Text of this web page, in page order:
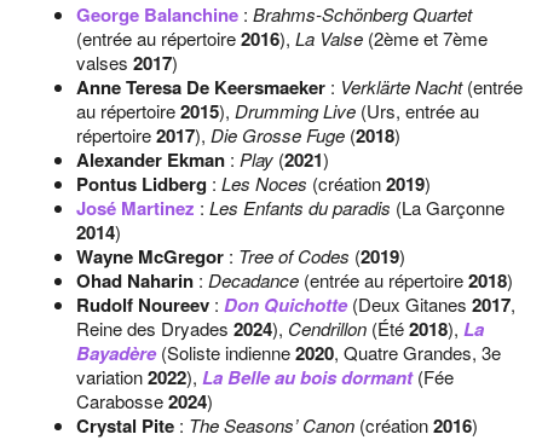
George Balanchine : Brahms-Schönberg Quartet
(entrée au répertoire2016), La Valse (2ème et 7ème
valses 2017)
Anne Teresa De Keersmaeker : Verklärte Nacht(entrée
au répertoire2015), Drumming Live (Urs, entrée au
répertoire2017), Die Grosse Fuge (2018)
Alexander Ekman : Play (2021)
Pontus Lidberg : Les Noces (création2019)
José Martinez : Les Enfants du paradis (La Garçonne
2014)
Wayne McGregor : Tree of Codes (2019)
Ohad Naharin : Decadance (entrée au répertoire2018)
Rudolf Noureev : Don Quichotte(Deux Gitanes 2017,
Reine des Dryades 2024), Cendrillon (Été2018), La
Bayadère(Soliste indienne2020, Quatre Grandes, 3e
variation2022), La Belle au bois dormant(Fée
Carabosse2024)
Crystal Pite : The Seasons’ Canon (création2016)